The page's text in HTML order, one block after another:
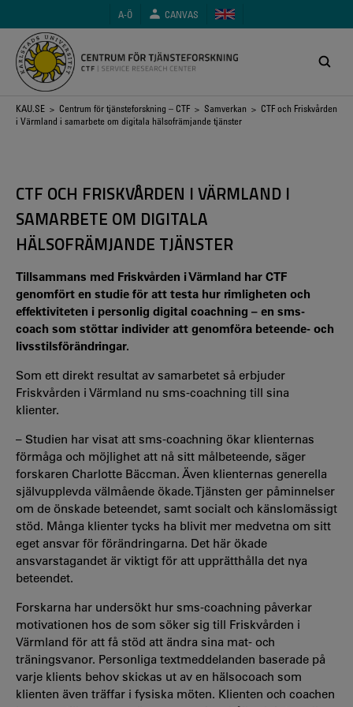
huvudinnehåll
A-Ö CANVAS
Länkstig
KAU.SE > Centrum för tjänsteforskning – CTF > Samverkan > CTF och Friskvården
i Värmland i samarbete om digitala hälsofrämjande tjänster
CTF OCH FRISKVÅRDEN I VÄRMLAND I
SAMARBETE OM DIGITALA
HÄLSOFRÄMJANDE TJÄNSTER
Tillsammans med Friskvården i Värmland har CTF
genomfört en studie för att testa hur rimligheten och
effektiviteten i personlig digital coachning – en sms-
coach som stöttar individer att genomföra beteende- och
livsstilsförändringar.
Som ett direkt resultat av samarbetet så erbjuder
Friskvården i Värmland nu sms-coachning till sina
klienter.
– Studien har visat att sms-coachning ökar klienternas
förmåga och möjlighet att nå sitt målbeteende, säger
forskaren Charlotte Bäccman. Även klienternas generella
självupplevda välmående ökade. Tjänsten ger påminnelser
om de önskade beteendet, samt socialt och känslomässigt
stöd. Många klienter tycks ha blivit mer medvetna om sitt
eget ansvar för förändringarna. Det här ökade
ansvarstagandet är viktigt för att upprätthålla det nya
beteendet.
Forskarna har undersökt hur sms-coachning påverkar
motivationen hos de som söker sig till Friskvården i
Värmland för att få stöd att ändra sina mat- och
träningsvanor. Personliga textmeddelanden baserade på
varje klients behov skickas ut av en hälsocoach som
klienten även träffar i fysiska möten. Klienten och coachen